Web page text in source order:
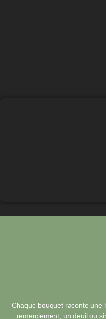
Chaque bouquet raconte une
remerciement, un deuil ou